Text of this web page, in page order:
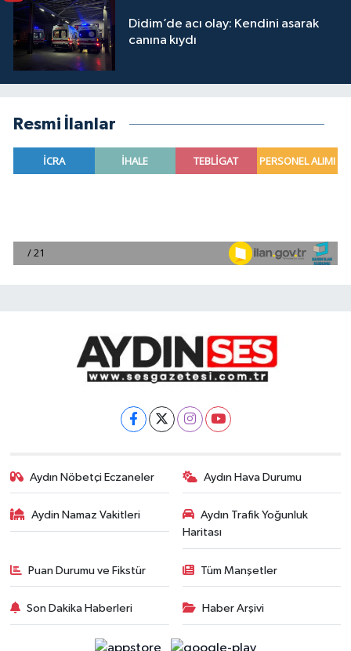
Didim’de acı olay: Kendini asarak
canına kıydı
Resmi İlanlar
Aydın Nöbetçi Eczaneler Aydın Hava Durumu
Aydin Namaz Vakitleri
Aydın Trafik Yoğunluk
Haritası
Puan Durumu ve Fikstür Tüm Manşetler
Son Dakika Haberleri Haber Arşivi